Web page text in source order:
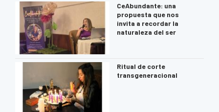
CeAbundante: una
propuesta que nos
invita a recordar la
naturaleza del ser
Ritual de corte
transgeneracional